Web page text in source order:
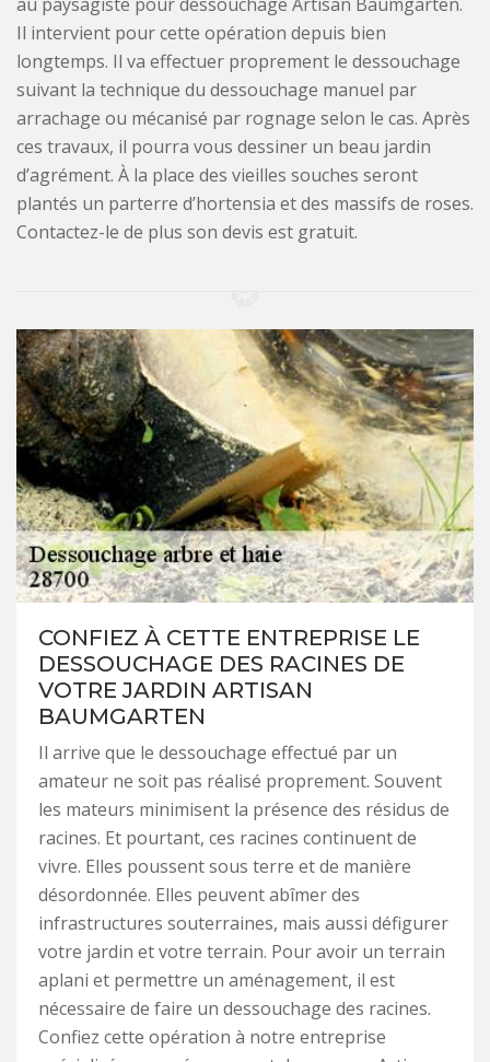
Il intervient pour cette opération depuis bien
longtemps. Il va effectuer proprement le dessouchage
suivant la technique du dessouchage manuel par
arrachage ou mécanisé par rognage selon le cas. Après
ces travaux, il pourra vous dessiner un beau jardin
d’agrément. À la place des vieilles souches seront
plantés un parterre d’hortensia et des massifs de roses.
Contactez-le de plus son devis est gratuit.
CONFIEZ À CETTE ENTREPRISE LE
DESSOUCHAGE DES RACINES DE
VOTRE JARDIN ARTISAN
BAUMGARTEN
Il arrive que le dessouchage effectué par un
amateur ne soit pas réalisé proprement. Souvent
les mateurs minimisent la présence des résidus de
racines. Et pourtant, ces racines continuent de
vivre. Elles poussent sous terre et de manière
désordonnée. Elles peuvent abîmer des
infrastructures souterraines, mais aussi défigurer
votre jardin et votre terrain. Pour avoir un terrain
aplani et permettre un aménagement, il est
nécessaire de faire un dessouchage des racines.
Confiez cette opération à notre entreprise